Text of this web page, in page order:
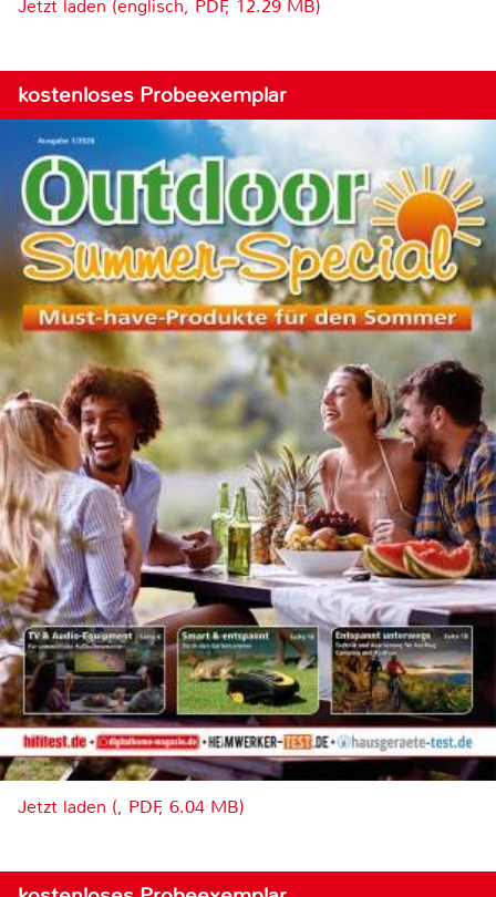
Jetzt laden (englisch, PDF, 12.29 MB)
kostenloses Probeexemplar
Jetzt laden (, PDF, 6.04 MB)